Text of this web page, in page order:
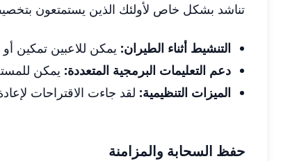
تناشد بشكل خاص لأولئك الذين يستمتعون
التنشيط أثناء الطيران: يمكن للاعبين تمكين
دعم التعليمات البرمجية المتعددة: يمكن
الميزات التنظيمية: لقد جاءت الاقتراحات
حفظ السحابة والمزامنة